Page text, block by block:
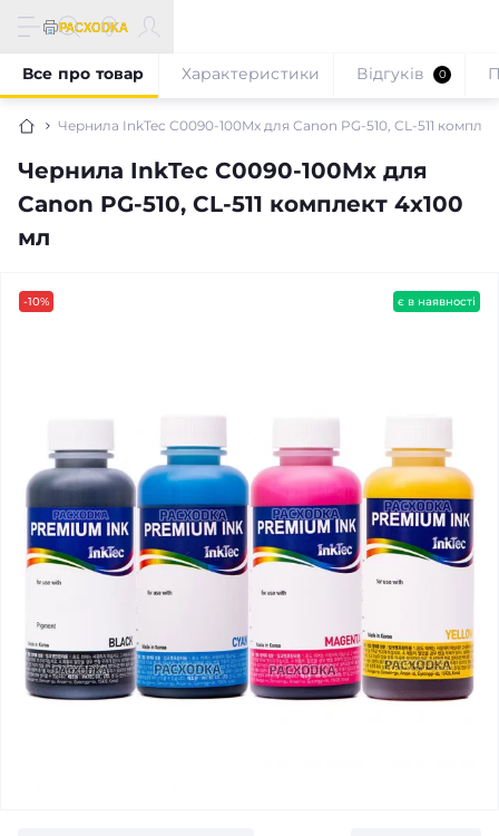
Чернила InkTec C0090-100Mx для Canon PG-510, CL-511
Чернила InkTec C0090-100Mx для
Canon PG-510, CL-511 комплект 4x100
мл
Все про товар Характеристики Відгуків 0
-10% є в наявності